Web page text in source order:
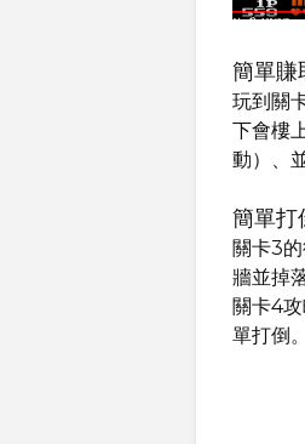
簡單賺
玩到關
下會樓
動）、
簡單打
關卡3
牆並掉
關卡4
單打倒。